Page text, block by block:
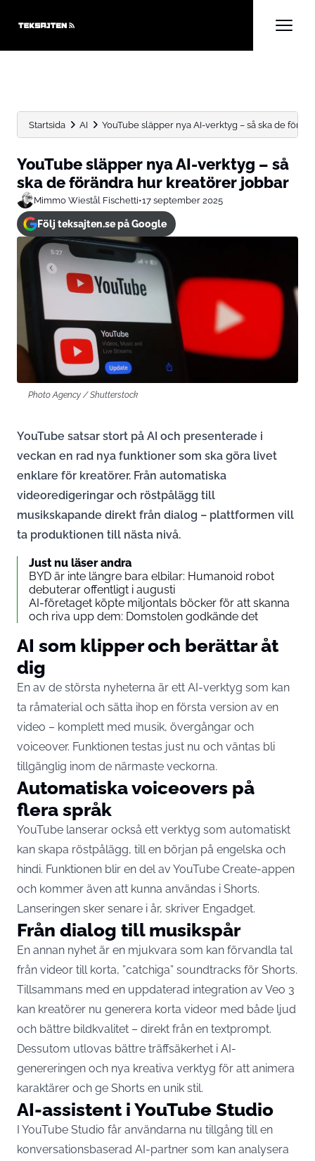
Startsida AI YouTube släpper nya AI-verktyg – så ska de
YouTube släpper nya AI-verktyg – så
ska de förändra hur kreatörer jobbar
Mimmo Wiestål Fischetti•17 september 2025
Följ teksajten.se på Google
Photo Agency / Shutterstock
YouTube satsar stort på AI och presenterade i
veckan en rad nya funktioner som ska göra livet
enklare för kreatörer. Från automatiska
videoredigeringar och röstpålägg till
musikskapande direkt från dialog – plattformen vill
ta produktionen till nästa nivå.
Just nu läser andra
BYD är inte längre bara elbilar: Humanoid robot
debuterar offentligt i augusti
AI-företaget köpte miljontals böcker för att skanna
och riva upp dem: Domstolen godkände det
AI som klipper och berättar åt
dig
En av de största nyheterna är ett AI-verktyg som kan
ta råmaterial och sätta ihop en första version av en
video – komplett med musik, övergångar och
voiceover. Funktionen testas just nu och väntas bli
tillgänglig inom de närmaste veckorna.
Automatiska voiceovers på
flera språk
YouTube lanserar också ett verktyg som automatiskt
kan skapa röstpålägg, till en början på engelska och
hindi. Funktionen blir en del av YouTube Create-appen
och kommer även att kunna användas i Shorts.
Lanseringen sker senare i år, skriver Engadget.
Från dialog till musikspår
En annan nyhet är en mjukvara som kan förvandla tal
från videor till korta, ”catchiga” soundtracks för Shorts.
Tillsammans med en uppdaterad integration av Veo 3
kan kreatörer nu generera korta videor med både ljud
och bättre bildkvalitet – direkt från en textprompt.
Dessutom utlovas bättre träffsäkerhet i AI-
genereringen och nya kreativa verktyg för att animera
karaktärer och ge Shorts en unik stil.
AI-assistent i YouTube Studio
I YouTube Studio får användarna nu tillgång till en
konversationsbaserad AI-partner som kan analysera